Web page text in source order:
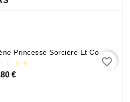
Sirène Princesse Sorcière Et Compagnie
€
favorite_border